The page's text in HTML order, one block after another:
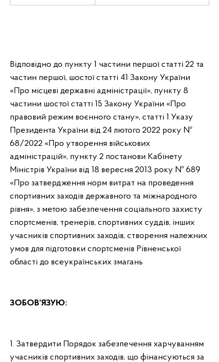
Відповідно до пункту 1 частини першої статті 22 та
частин першої, шостої статті 41 Закону України
«Про місцеві державні адміністрації», пункту 8
частини шостої статті 15 Закону України «Про
правовий режим воєнного стану», статті 1 Указу
Президента України від 24 лютого 2022 року №
68/2022 «Про утворення військових
адміністрацій», пункту 2 постанови Кабінету
Міністрів України від 18 вересня 2013 року № 689
«Про затвердження норм витрат на проведення
спортивних заходів державного та міжнародного
рівня», з метою забезпечення соціального захисту
спортсменів, тренерів, спортивних суддів, інших
учасників спортивних заходів, створення належних
умов для підготовки спортсменів Рівненської
області до всеукраїнських змагань
ЗОБОВ’ЯЗУЮ:
1. Затвердити Порядок забезпечення харчуванням
учасників спортивних заходів, що фінансуються за